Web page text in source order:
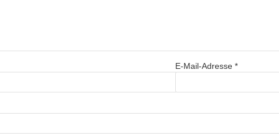
E-Mail-Adresse *